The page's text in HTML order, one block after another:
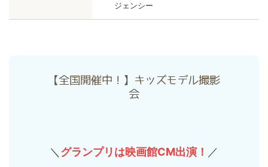
ジェンシー
【全国開催中！】キッズモデル撮影
会
＼ グランプリは映画館CM出演！ ／